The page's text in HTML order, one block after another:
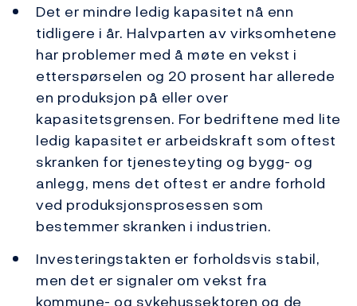
Det er mindre ledig kapasitet nå enn
tidligere i år. Halvparten av virksomhetene
har problemer med å møte en vekst i
etterspørselen og 20 prosent har allerede
en produksjon på eller over
kapasitetsgrensen. For bedriftene med lite
ledig kapasitet er arbeidskraft som oftest
skranken for tjenesteyting og bygg- og
anlegg, mens det oftest er andre forhold
ved produksjonsprosessen som
bestemmer skranken i industrien.
Investeringstakten er forholdsvis stabil,
men det er signaler om vekst fra
kommune- og sykehussektoren og de